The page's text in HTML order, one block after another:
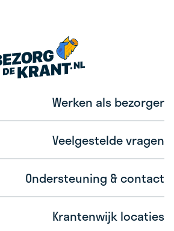
Werken als bezorger
Veelgestelde vragen
Ondersteuning & contact
Krantenwijk locaties